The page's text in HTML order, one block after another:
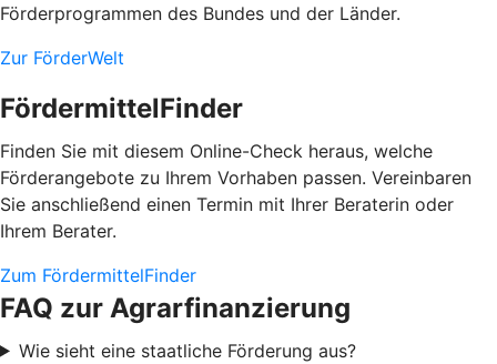
Förderprogrammen des Bundes und der Länder.
Zur FörderWelt
FördermittelFinder
Finden Sie mit diesem Online-Check heraus, welche
Förderangebote zu Ihrem Vorhaben passen. Vereinbaren
Sie anschließend einen Termin mit Ihrer Beraterin oder
Ihrem Berater.
Zum FördermittelFinder
FAQ zur Agrarfinanzierung
Wie sieht eine staatliche Förderung aus?